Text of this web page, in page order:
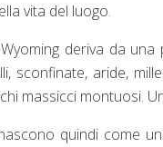
vita del luogo.
deriva da una
sconfinate, aride,
massicci montuosi.
quindi come